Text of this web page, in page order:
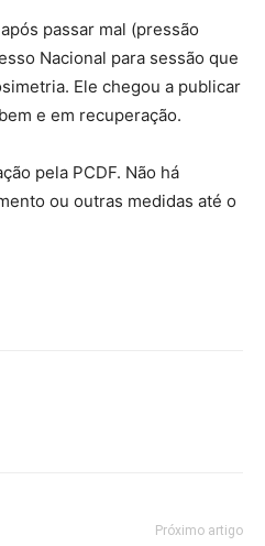
passar mal (pressão
Nacional para sessão que
Ele chegou a publicar
e em recuperação.
pela PCDF. Não há
ou outras medidas até o
Próximo artigo